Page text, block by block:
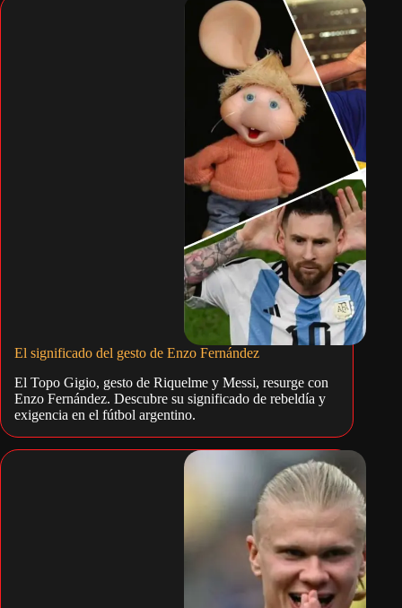
El significado del gesto de Enzo Fernández
El Topo Gigio, gesto de Riquelme y Messi, resurge con
Enzo Fernández. Descubre su significado de rebeldía y
exigencia en el fútbol argentino.